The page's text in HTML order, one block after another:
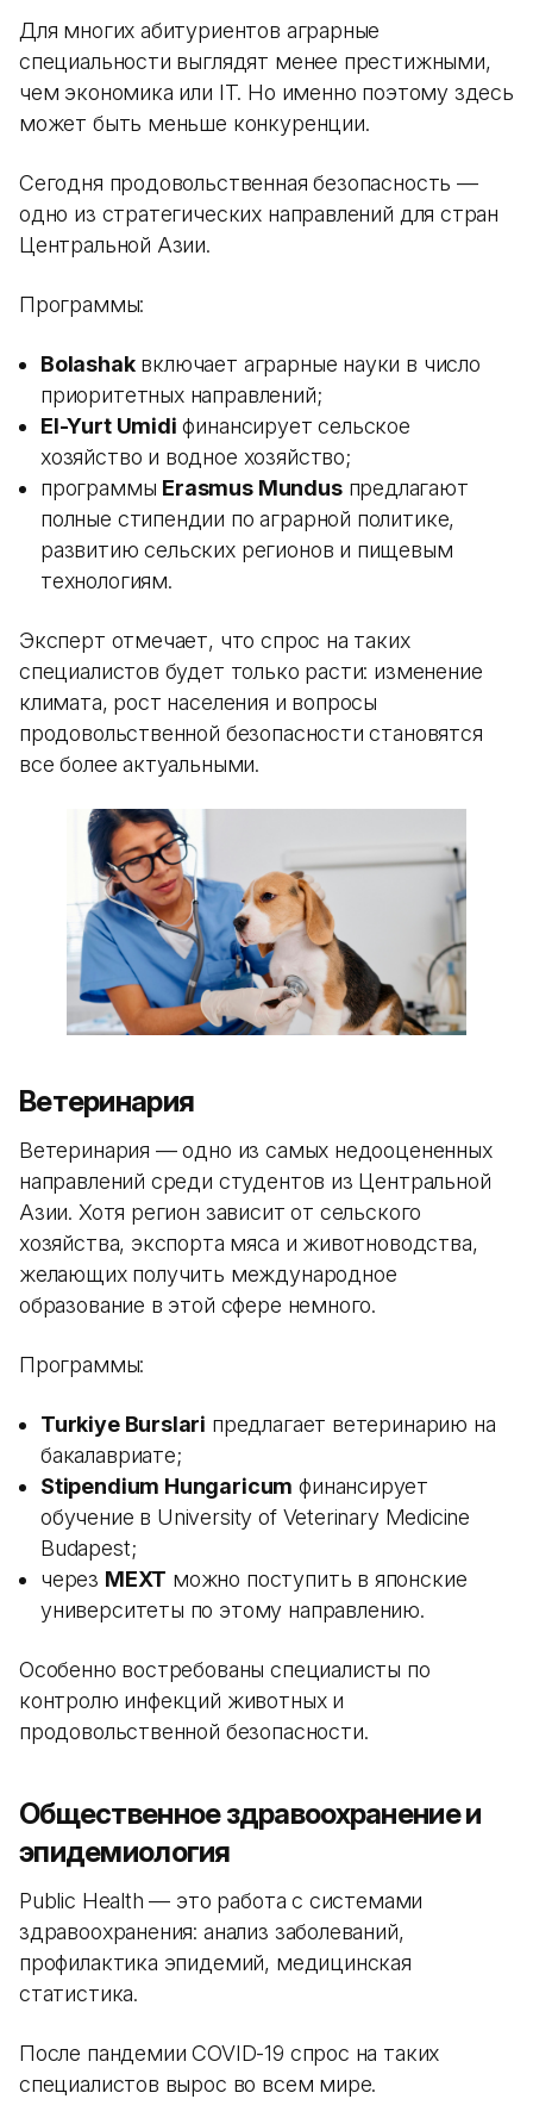
Для многих абитуриентов аграрные
специальности выглядят менее престижными,
чем экономика или IT. Но именно поэтому здесь
может быть меньше конкуренции.
Сегодня продовольственная безопасность —
одно из стратегических направлений для стран
Центральной Азии.
Программы:
Bolashakвключает аграрные науки в число
приоритетных направлений;
El-Yurt Umidi финансирует сельское
хозяйство и водное хозяйство;
программы Erasmus Mundusпредлагают
полные стипендии по аграрной политике,
развитию сельских регионов и пищевым
технологиям.
Эксперт отмечает, что спрос на таких
специалистов будет только расти: изменение
климата, рост населения и вопросы
продовольственной безопасности становятся
все более актуальными.
Ветеринария
Ветеринария — одно из самых недооцененных
направлений среди студентов из Центральной
Азии. Хотя регион зависит от сельского
хозяйства, экспорта мяса и животноводства,
желающих получить международное
образование в этой сфере немного.
Программы:
Turkiye Burslari предлагает ветеринарию на
бакалавриате;
Stipendium Hungaricum финансирует
обучение в University of Veterinary Medicine
Budapest;
через MEXT можно поступить в японские
университеты по этому направлению.
Особенно востребованы специалисты по
контролю инфекций животных и
продовольственной безопасности.
Общественное здравоохранение и
эпидемиология
Public Health — это работа с системами
здравоохранения: анализ заболеваний,
профилактика эпидемий, медицинская
статистика.
После пандемии COVID-19 спрос на таких
специалистов вырос во всем мире.